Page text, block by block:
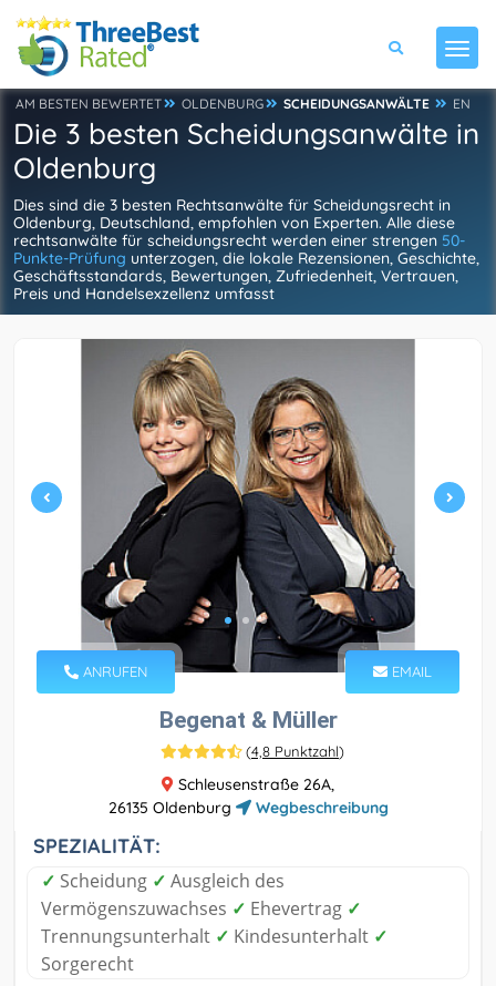
AM BESTEN BEWERTET OLDENBURG SCHEIDUNGSANWÄLTE EN
Die 3 besten Scheidungsanwälte in
Oldenburg
Dies sind die 3 besten Rechtsanwälte für Scheidungsrecht in
Oldenburg, Deutschland, empfohlen von Experten. Alle diese
rechtsanwälte für scheidungsrecht werden einer strengen 50-
Punkte-Prüfung unterzogen, die lokale Rezensionen, Geschichte,
Geschäftsstandards, Bewertungen, Zufriedenheit, Vertrauen,
Preis und Handelsexzellenz umfasst
ANRUFEN EMAIL
Begenat & Müller
(4,8 Punktzahl)
Schleusenstraße 26A,
26135 Oldenburg
Wegbeschreibung
SPEZIALITÄT:
✓ Scheidung ✓ Ausgleich des
Vermögenszuwachses ✓ Ehevertrag ✓
Trennungsunterhalt ✓ Kindesunterhalt ✓
Sorgerecht